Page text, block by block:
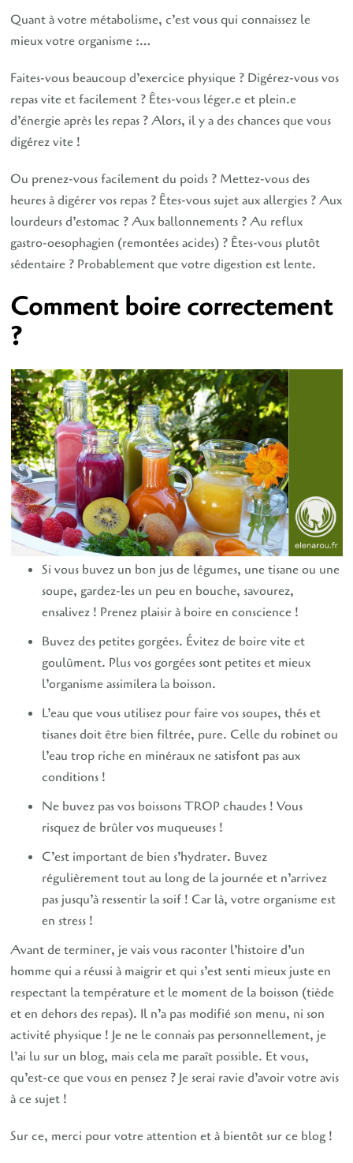
Quant à votre métabolisme, c’est vous qui connaissez le
mieux votre organisme :…
Faites-vous beaucoup d’exercice physique ? Digérez-vous vos
repas vite et facilement ? Êtes-vous léger.e et plein.e
d’énergie après les repas ? Alors, il y a des chances que vous
digérez vite !
Ou prenez-vous facilement du poids ? Mettez-vous des
heures à digérer vos repas ? Êtes-vous sujet aux allergies ? Aux
lourdeurs d’estomac ? Aux ballonnements ? Au reflux
gastro-oesophagien (remontées acides) ? Êtes-vous plutôt
sédentaire ? Probablement que votre digestion est lente.
Comment boire correctement
?
Si vous buvez un bon jus de légumes, une tisane ou une
soupe, gardez-les un peu en bouche, savourez,
ensalivez ! Prenez plaisir à boire en conscience !
Buvez des petites gorgées. Évitez de boire vite et
goulûment. Plus vos gorgées sont petites et mieux
l’organisme assimilera la boisson.
L’eau que vous utilisez pour faire vos soupes, thés et
tisanes doit être bien filtrée, pure. Celle du robinet ou
l’eau trop riche en minéraux ne satisfont pas aux
conditions !
Ne buvez pas vos boissons TROP chaudes ! Vous
risquez de brûler vos muqueuses !
C’est important de bien s’hydrater. Buvez
régulièrement tout au long de la journée et n’arrivez
pas jusqu’à ressentir la soif ! Car là, votre organisme est
en stress !
Avant de terminer, je vais vous raconter l’histoire d’un
homme qui a réussi à maigrir et qui s’est senti mieux juste en
respectant la température et le moment de la boisson (tiède
et en dehors des repas). Il n’a pas modifié son menu, ni son
activité physique ! Je ne le connais pas personnellement, je
l’ai lu sur un blog, mais cela me paraît possible. Et vous,
qu’est-ce que vous en pensez ? Je serai ravie d’avoir votre avis
à ce sujet !
Sur ce, merci pour votre attention et à bientôt sur ce blog !